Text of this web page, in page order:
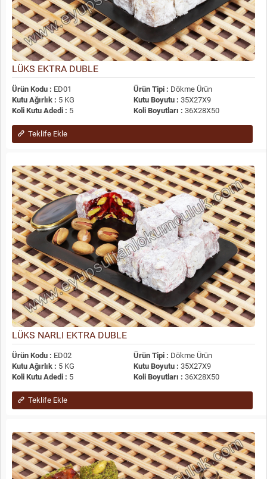
LÜKS EKTRA DUBLE
Ürün Kodu : ED01 Ürün Tipi : Dökme Ürün
Kutu Ağırlık : 5 KG Kutu Boyutu :35X27X9
Koli Kutu Adedi : 5 Koli Boyutları :36X28X50
Teklife Ekle
LÜKS NARLI EKTRA DUBLE
Ürün Kodu : ED02 Ürün Tipi : Dökme Ürün
Kutu Ağırlık : 5 KG Kutu Boyutu :35X27X9
Koli Kutu Adedi : 5 Koli Boyutları :36X28X50
Teklife Ekle